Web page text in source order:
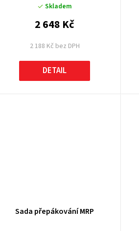
Skladem
2 188 Kč bez DPH
2 648 Kč
DETAIL
Sada přepákování MRP